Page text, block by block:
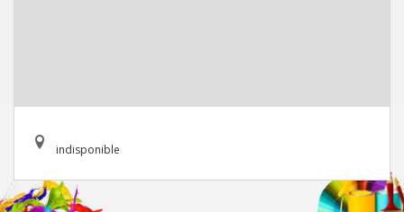
indisponible